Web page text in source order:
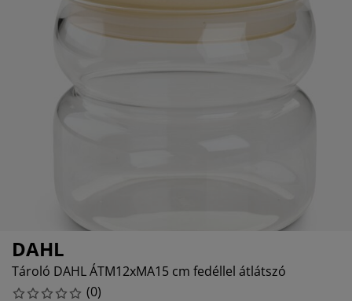
bútorok
és kiegészítők
DAHL
Tároló DAHL ÁTM12xMA15 cm fedéllel átlátszó
(0)